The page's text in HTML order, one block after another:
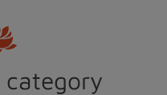
category